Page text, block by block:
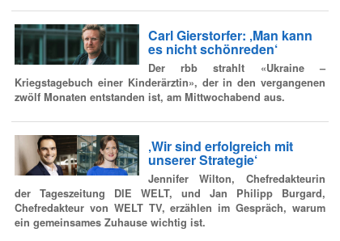
Carl Gierstorfer: ‚Man kann
es nicht schönreden‘
Der rbb strahlt «Ukraine –
Kriegstagebuch einer Kinderärztin», der in den vergangenen
zwölf Monaten entstanden ist, am Mittwochabend aus.
‚Wir sind erfolgreich mit
unserer Strategie‘
Jennifer Wilton, Chefredakteurin
der Tageszeitung DIE WELT, und Jan Philipp Burgard,
Chefredakteur von WELT TV, erzählen im Gespräch, warum
ein gemeinsames Zuhause wichtig ist.